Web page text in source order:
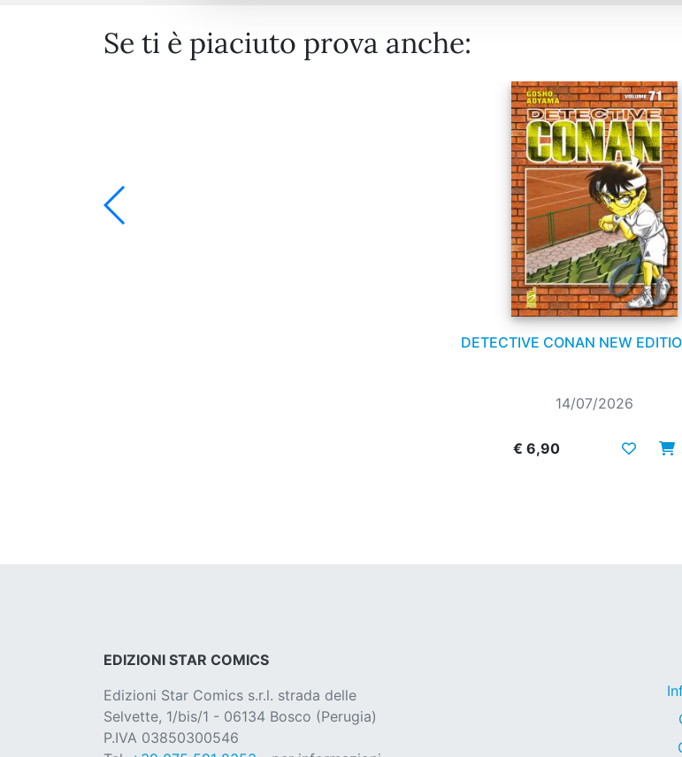
Se ti è piaciuto prova anche:
DETECTIVE CONAN NEW
14/07/2026
€ 6,90
EDIZIONI STAR COMICS
Edizioni Star Comics s.r.l. strada delle
Selvette, 1/bis/1 - 06134 Bosco (Perugia)
P.IVA 03850300546